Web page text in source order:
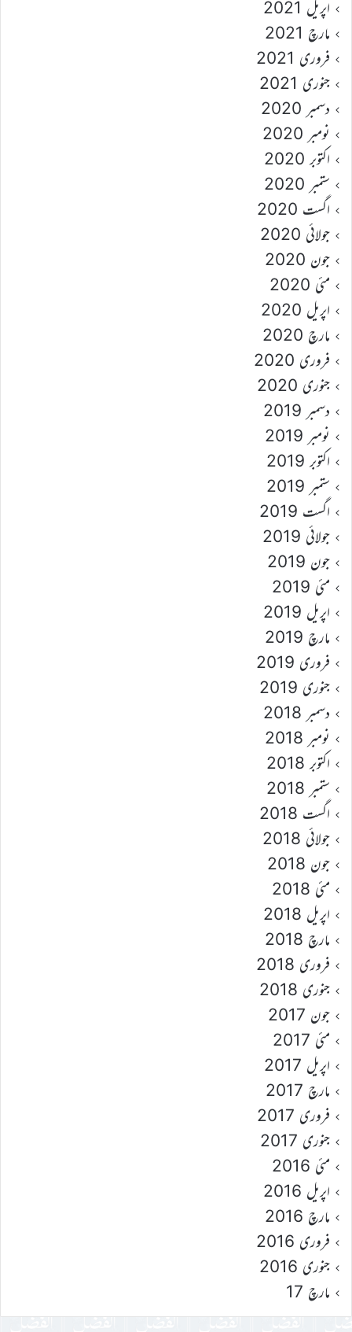
اپریل 2021
مارچ 2021
فروری 2021
جنوری 2021
دسمبر 2020
نومبر 2020
اکتوبر 2020
ستمبر 2020
اگست 2020
جولائی 2020
جون 2020
مئی 2020
اپریل 2020
مارچ 2020
فروری 2020
جنوری 2020
دسمبر 2019
نومبر 2019
اکتوبر 2019
ستمبر 2019
اگست 2019
جولائی 2019
جون 2019
مئی 2019
اپریل 2019
مارچ 2019
فروری 2019
جنوری 2019
دسمبر 2018
نومبر 2018
اکتوبر 2018
ستمبر 2018
اگست 2018
جولائی 2018
جون 2018
مئی 2018
اپریل 2018
مارچ 2018
فروری 2018
جنوری 2018
جون 2017
مئی 2017
اپریل 2017
مارچ 2017
فروری 2017
جنوری 2017
مئی 2016
اپریل 2016
مارچ 2016
فروری 2016
جنوری 2016
مارچ 17